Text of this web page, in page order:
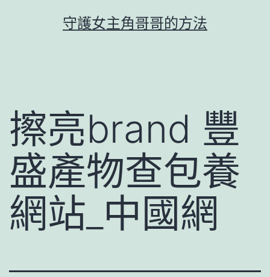
守護女主角哥哥的方法
擦亮brand 豐
盛產物查包養
網站_中國網